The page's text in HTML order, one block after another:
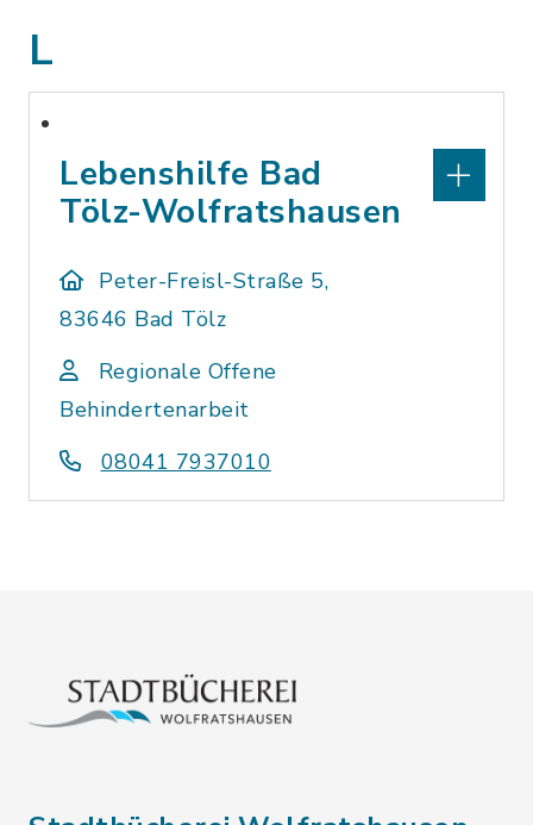
L
Lebenshilfe Bad
Tölz-Wolfratshausen
Peter-Freisl-Straße 5,
83646 Bad Tölz
Regionale Offene
Behindertenarbeit
08041 7937010